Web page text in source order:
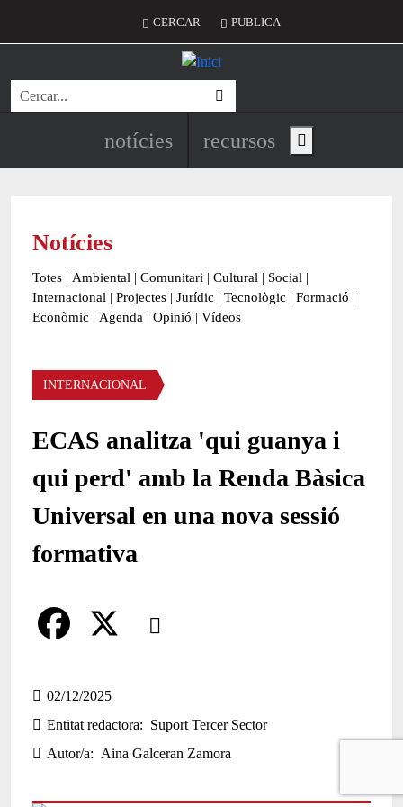
Menú del compte d'usuari
CERCAR PUBLICA
Cerca
Navegació principal de
notícies recursos Show main menu
Notícies
Totes | Ambiental | Comunitari | Cultural | Social |
Internacional | Projectes | Jurídic | Tecnològic | Formació |
Econòmic | Agenda | Opinió | Vídeos
Àmbit de la notícia
INTERNACIONAL
ECAS analitza 'qui guanya i
qui perd' amb la Renda Bàsica
Universal en una nova sessió
formativa
Comparteix
a
c
e
02/12/2025
Entitat redactora
Suport Tercer Sector
Autor/a
Aina Galceran Zamora